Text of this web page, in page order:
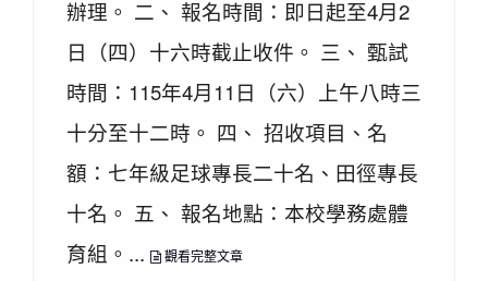
辦理。 二、 報名時間：即日起至4月2
日（四）十六時截止收件。 三、 甄試
時間：115年4月11日（六）上午八時三
十分至十二時。 四、 招收項目、名
額：七年級足球專長二十名、田徑專長
十名。 五、 報名地點：本校學務處體
育組。...
觀看完整文章